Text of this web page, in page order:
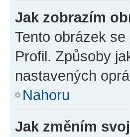
Jak zobrazím
Tento obrázek
Profil. Způsoby
nastavených
Nahoru
Jak změním